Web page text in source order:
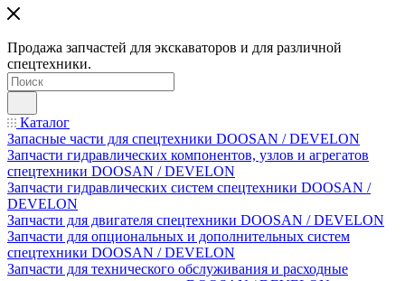
Продажа запчастей для экскаваторов и для различной
спецтехники.
Каталог
Запасные части для спецтехники DOOSAN / DEVELON
Запчасти гидравлических компонентов, узлов и агрегатов
спецтехники DOOSAN / DEVELON
Запчасти гидравлических систем спецтехники DOOSAN /
DEVELON
Запчасти для двигателя спецтехники DOOSAN / DEVELON
Запчасти для опциональных и дополнительных систем
спецтехники DOOSAN / DEVELON
Запчасти для технического обслуживания и расходные